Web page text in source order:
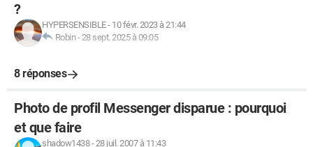
?
HYPERSENSIBLE- 10 févr. 2023 à 21:44
Robin-28 sept. 2025 à 09:05
8 réponses
Photo de profil Messenger disparue : pourquoi
et que faire
shadow1438-28 juil. 2007 à 11:43